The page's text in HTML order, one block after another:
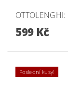
599 Kč
Poslední kusy!